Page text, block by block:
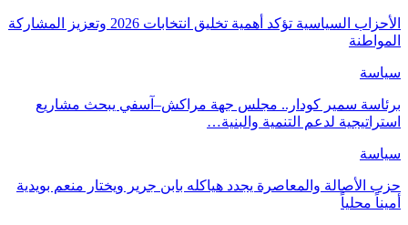
الأحزاب السياسية تؤكد أهمية تخليق انتخابات 2026 وتعزيز المشاركة
المواطنة
سياسة
برئاسة سمير كودار.. مجلس جهة مراكش–آسفي يبحث مشاريع
استراتيجية لدعم التنمية والبنية…
سياسة
حزب الأصالة والمعاصرة يجدد هياكله بابن جرير ويختار منعم بويدية
أميناً محلياً